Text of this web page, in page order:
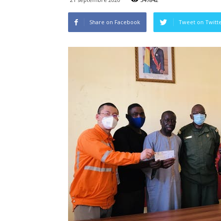
Share on Facebook Tweet on